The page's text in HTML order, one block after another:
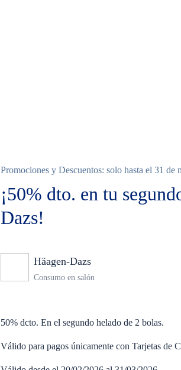
Promociones y Descuentos: solo hasta el 31 de
¡50% dto. en tu
Dazs!
Häagen-Dazs
Consumo en salón
50% dcto. En el segundo helado de 2 bolas.
Válido para pagos únicamente con Tarjetas de